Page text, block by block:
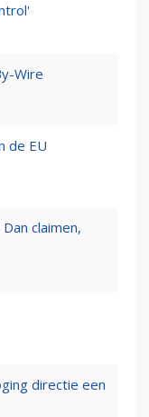
Wire
de EU
claimen,
directie een